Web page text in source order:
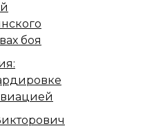
боя